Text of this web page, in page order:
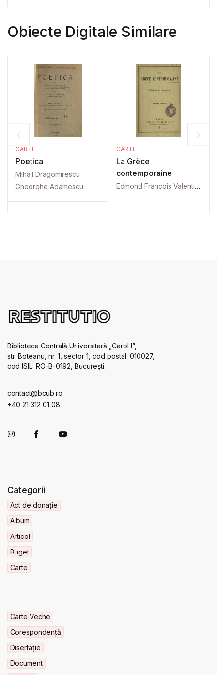
Obiecte Digitale Similare
CARTE
Poetica
Mihail Dragomirescu
Gheorghe Adamescu
CARTE
La Grèce
contemporaine
Edmond François Valentin About
Biblioteca Centrală Universitară „Carol I”,
str. Boteanu, nr. 1, sector 1, cod postal: 010027,
cod ISIL: RO-B-0192, Bucureşti.
contact@bcub.ro
+40 21 312 01 08
Categorii
Act de donație
Album
Articol
Buget
Carte
Carte Veche
Corespondență
Disertație
Document